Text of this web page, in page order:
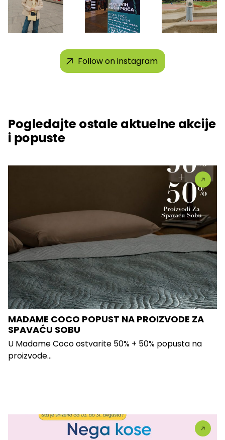
Follow on instagram
Pogledajte ostale aktuelne akcije
i popuste
MADAME COCO POPUST NA PROIZVODE ZA
SPAVAĆU SOBU
U Madame Coco ostvarite 50% + 50% popusta na
proizvode...